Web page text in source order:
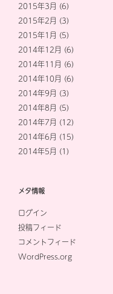
2015年3月 (6)
2015年2月 (3)
2015年1月 (5)
2014年12月 (6)
2014年11月 (6)
2014年10月 (6)
2014年9月 (3)
2014年8月 (5)
2014年7月 (12)
2014年6月 (15)
2014年5月 (1)
メタ情報
ログイン
投稿フィード
コメントフィード
WordPress.org